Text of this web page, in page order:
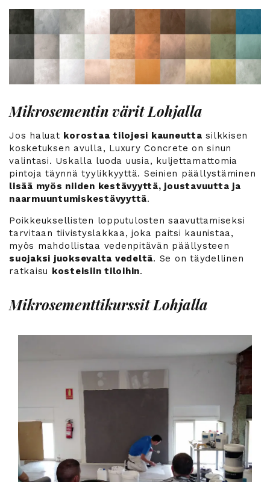
Mikrosementin värit Lohjalla
Jos haluat korostaa tilojesi kauneutta silkkisen
kosketuksen avulla, Luxury Concrete on sinun
valintasi. Uskalla luoda uusia, kuljettamattomia
pintoja täynnä tyylikkyyttä. Seinien päällystäminen
lisää myös niiden kestävyyttä, joustavuutta ja
naarmuuntumiskestävyyttä.
Poikkeuksellisten lopputulosten saavuttamiseksi
tarvitaan tiivistyslakkaa, joka paitsi kaunistaa,
myös mahdollistaa vedenpitävän päällysteen
suojaksi juoksevalta vedeltä. Se on täydellinen
ratkaisu kosteisiin tiloihin.
Mikrosementtikurssit Lohjalla